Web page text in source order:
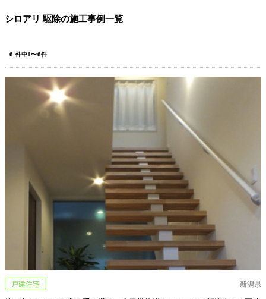
シロアリ 駆除の施工事例一覧
6 件中1〜6件
戸建住宅 新潟県